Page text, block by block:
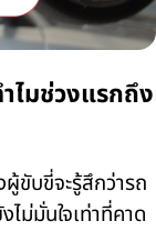
ไมช่วงแรกถึง
ขับขี่จะรู้สึกว่ารถ
ม่มั่นใจเท่าที่คาด